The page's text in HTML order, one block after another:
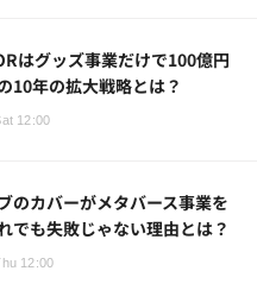
はグッズ事業だけで100億円
10年の拡大戦略とは？
12:00
のカバーがメタバース事業を
でも失敗じゃない理由とは？
12:00